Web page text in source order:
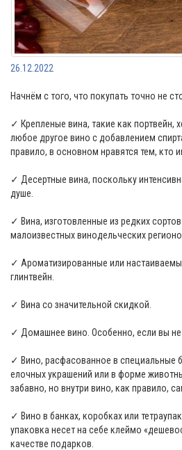
26.12.2022
Начнём с того, что покупать точно не
✓ Крепленые вина, такие как портвейн,
любое другое вино с добавлением
правило, в основном нравятся тем, кто
✓ Десертные вина, поскольку
душе.
✓ Вина, изготовленные из редких
малоизвестных винодельческих
✓ Ароматизированные или
глинтвейн.
✓ Вина со значительной скидкой.
✓ Домашнее вино. Особенно, если вы не
✓ Вино, расфасованное в специальные
елочных украшений или в форме
забавно, но внутри вино, как правило,
✓ Вино в банках, коробках или
упаковка несет на себе клеймо
качестве подарков.